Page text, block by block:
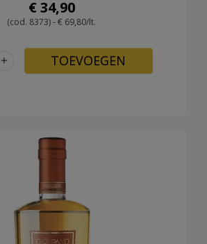
€ 34,90
(cod. 8373) - € 69,80/lt.
+ TOEVOEGEN